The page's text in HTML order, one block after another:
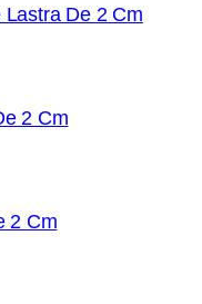
De 2 Cm
2 Cm
2 Cm